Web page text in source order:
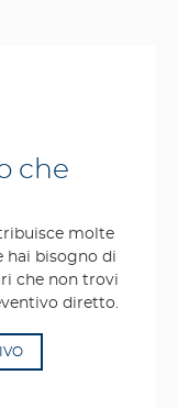
che
molte
hai bisogno di
che non trovi
diretto.